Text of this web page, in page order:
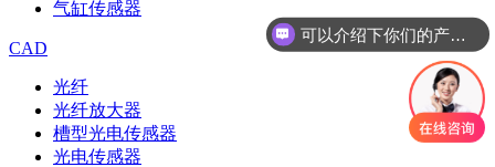
气缸传感器
CAD
光纤
光纤放大器
槽型光电传感器
光电传感器
可以介绍下你们的产品么